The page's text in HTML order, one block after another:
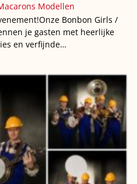
Modellen
Bonbon Girls /
je gasten met heerlijke
en verfijnde…